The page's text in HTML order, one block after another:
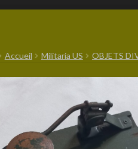
Accueil Militaria US OBJETS